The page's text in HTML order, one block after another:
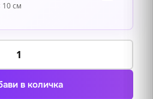
10 см
в количка